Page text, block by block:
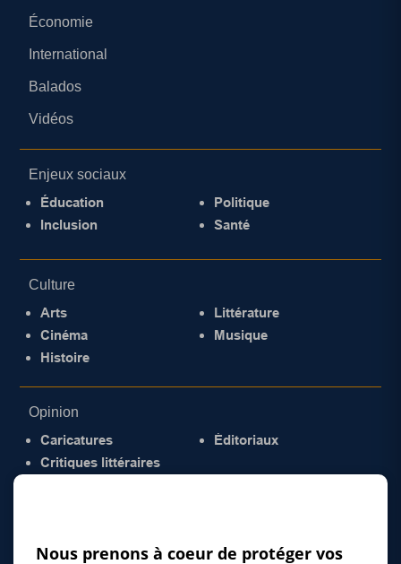
Économie
International
Balados
Vidéos
Enjeux sociaux
Éducation
Inclusion
Politique
Santé
Culture
Arts
Cinéma
Histoire
Littérature
Musique
Opinion
Caricatures
Critiques littéraires
Éditoriaux
Nous prenons à coeur de protéger vos